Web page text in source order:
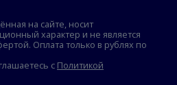
на сайте, носит
характер и не является
Оплата только в рублях по
с Политикой